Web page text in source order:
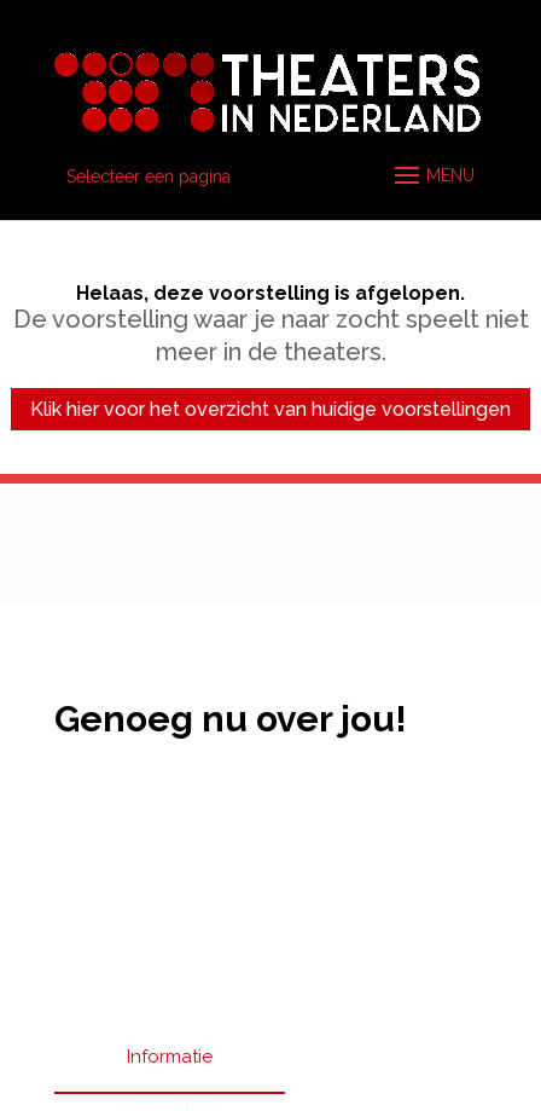
Selecteer een pagina
Helaas, deze voorstelling is afgelopen.
De voorstelling waar je naar zocht speelt niet
meer in de theaters.
Klik hier voor het overzicht van huidige voorstellingen
Genoeg nu over jou!
Informatie